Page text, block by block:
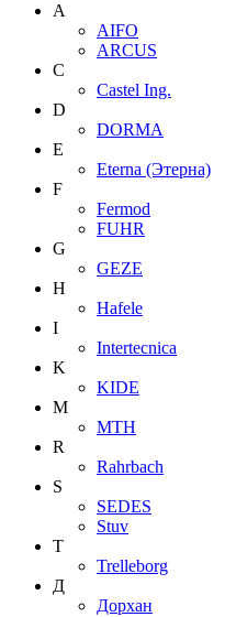
A
AIFO
ARCUS
C
Castel Ing.
D
DORMA
E
Eterna (Этерна)
F
Fermod
FUHR
G
GEZE
H
Hafele
I
Intertecnica
K
KIDE
M
MTH
R
Rahrbach
S
SEDES
Stuv
T
Trelleborg
Д
Дорхан